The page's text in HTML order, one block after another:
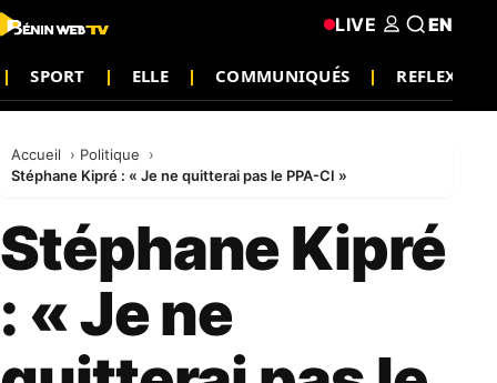
SPORT ELLE COMMUNIQUÉS
LIVE EN
Accueil
Politique
Stéphane Kipré : « Je ne quitterai pas le PPA-CI »
Stéphane Kipré
: « Je ne